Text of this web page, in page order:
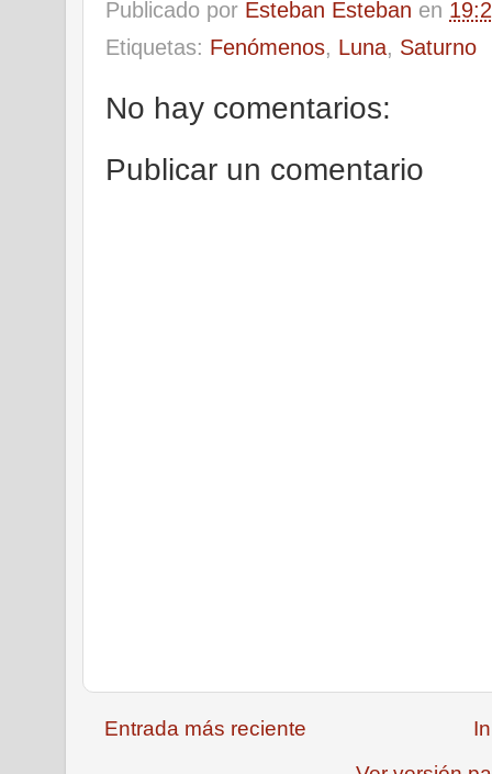
Publicado por Esteban Esteban en
Etiquetas: Fenómenos, Luna, Saturno
No hay comentarios:
Publicar un comentario
Entrada más reciente